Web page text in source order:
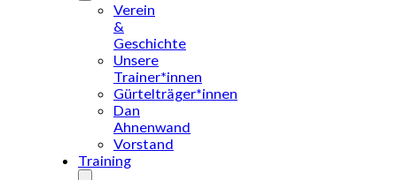
Verein
&
Geschichte
Unsere
Trainer*innen
Gürtelträger*innen
Dan
Ahnenwand
Vorstand
Training